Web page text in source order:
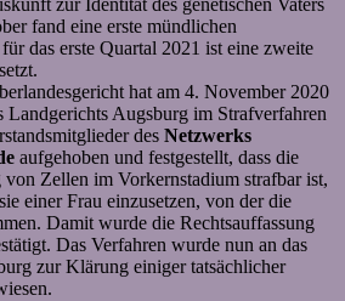
zur Identität des genetischen Vaters
fand eine erste mündlichen
das erste Quartal 2021 ist eine zweite
hat am 4. November 2020
Landgerichts Augsburg im Strafverfahren
des Netzwerks
aufgehoben und festgestellt, dass die
Zellen im Vorkernstadium strafbar ist,
einer Frau einzusetzen, von der die
Damit wurde die Rechtsauffassung
Das Verfahren wurde nun an das
zur Klärung einiger tatsächlicher